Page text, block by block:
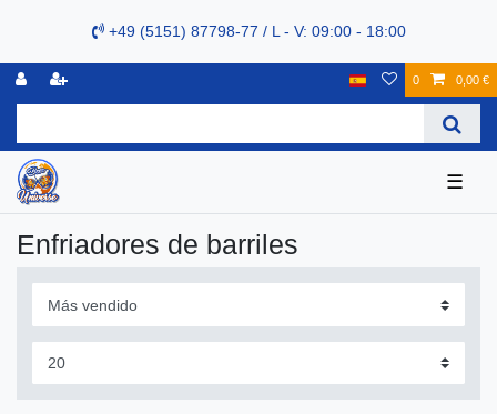
+49 (5151) 87798-77 / L - V: 09:00 - 18:00
0 0,00 €
☰
Enfriadores de barriles